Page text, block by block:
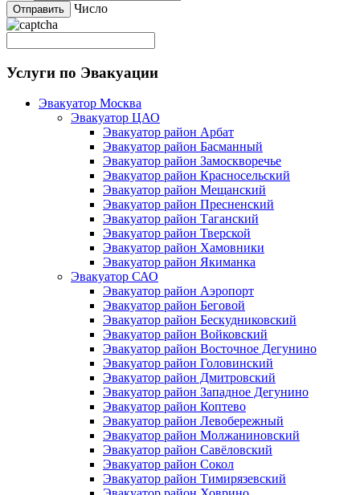
Число
Услуги по Эвакуации
Эвакуатор Москва
Эвакуатор ЦАО
Эвакуатор район Арбат
Эвакуатор район Басманный
Эвакуатор район Замоскворечье
Эвакуатор район Красносельский
Эвакуатор район Мещанский
Эвакуатор район Пресненский
Эвакуатор район Таганский
Эвакуатор район Тверской
Эвакуатор район Хамовники
Эвакуатор район Якиманка
Эвакуатор САО
Эвакуатор район Аэропорт
Эвакуатор район Беговой
Эвакуатор район Бескудниковский
Эвакуатор район Войковский
Эвакуатор район Восточное Дегунино
Эвакуатор район Головинский
Эвакуатор район Дмитровский
Эвакуатор район Западное Дегунино
Эвакуатор район Коптево
Эвакуатор район Левобережный
Эвакуатор район Молжаниновский
Эвакуатор район Савёловский
Эвакуатор район Сокол
Эвакуатор район Тимирязевский